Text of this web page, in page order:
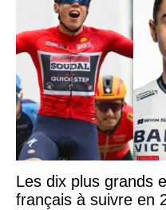
Les dix plus grands
français à suivre en